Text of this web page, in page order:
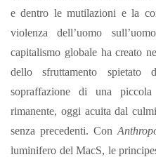
e dentro le mutilazioni e la
violenza dell’uomo
capitalismo globale ha creato
dello sfruttamento
sopraffazione di una
rimanente, oggi acuita dal
senza precedenti. Con
luminifero del MacS, le